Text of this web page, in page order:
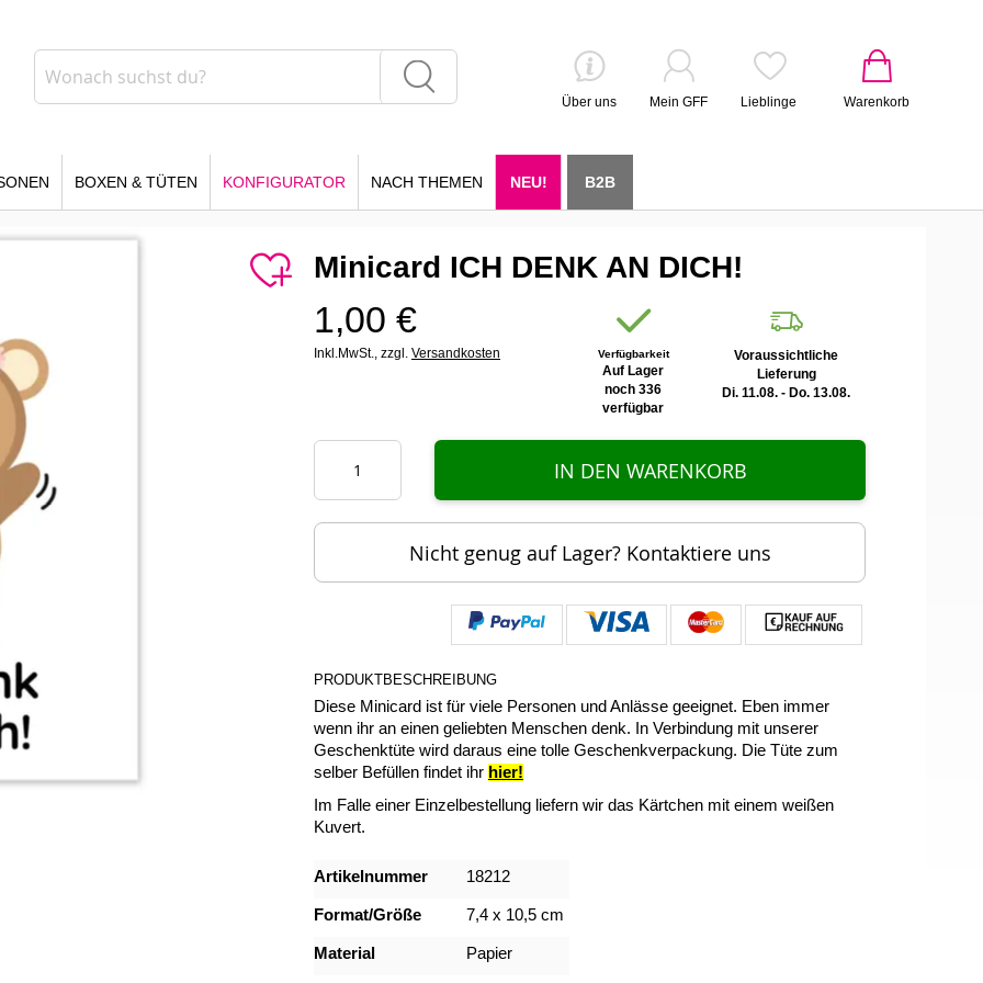
Warenkorb
Über uns Mein GFF Lieblinge
BOXEN & TÜTEN KONFIGURATOR NACH THEMEN NEU! B2B
Minicard ICH DENK AN DICH!
1,00 €
Inkl.MwSt., zzgl. Versandkosten Verfügbarkeit
Auf Lager
noch 336
verfügbar
Voraussichtliche
Lieferung
Di. 11.08. - Do. 13.08.
IN DEN WARENKORB
Nicht genug auf Lager? Kontaktiere uns
PRODUKTBESCHREIBUNG
Diese Minicard ist für viele Personen und Anlässe geeignet. Eben immer
wenn ihr an einen geliebten Menschen denk. In Verbindung mit unserer
Geschenktüte wird daraus eine tolle Geschenkverpackung. Die Tüte zum
selber Befüllen findet ihr hier!
Im Falle einer Einzelbestellung liefern wir das Kärtchen mit einem weißen
Kuvert.
Mehr
Artikelnummer 18212
Format/Größe 7,4 x 10,5 cm
Material Papier